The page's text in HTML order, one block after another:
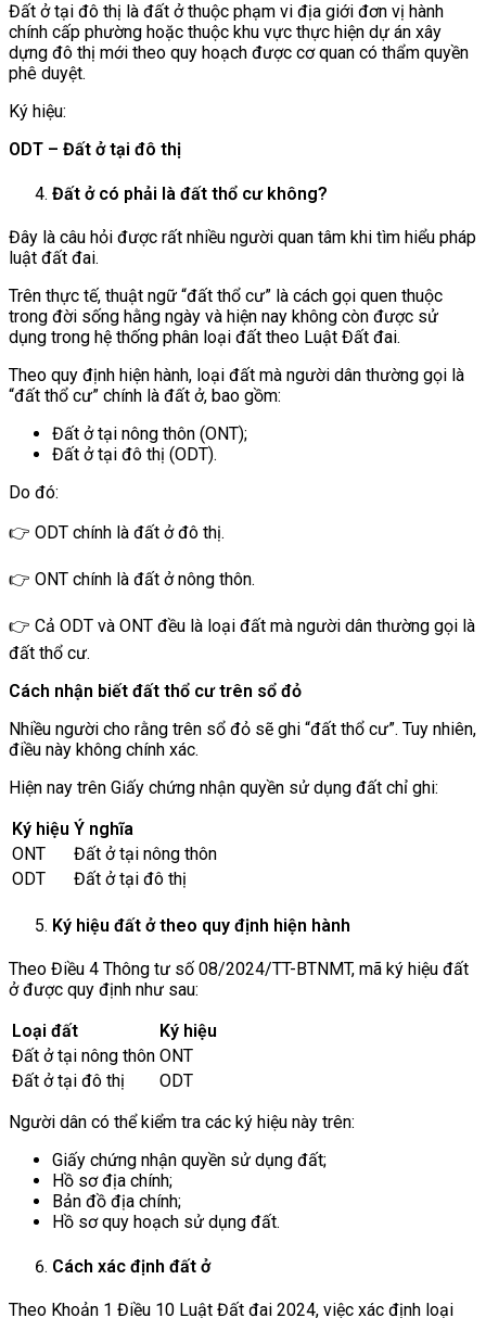
Đất ở tại đô thị là đất ở thuộc phạm vi địa giới đơn vị hành
chính cấp phường hoặc thuộc khu vực thực hiện dự án xây
dựng đô thị mới theo quy hoạch được cơ quan có thẩm quyền
phê duyệt.
Ký hiệu:
ODT – Đất ở tại đô thị
Đất ở có phải là đất thổ cư không?
Đây là câu hỏi được rất nhiều người quan tâm khi tìm hiểu pháp
luật đất đai.
Trên thực tế, thuật ngữ “đất thổ cư” là cách gọi quen thuộc
trong đời sống hằng ngày và hiện nay không còn được sử
dụng trong hệ thống phân loại đất theo Luật Đất đai.
Theo quy định hiện hành, loại đất mà người dân thường gọi là
“đất thổ cư” chính là đất ở, bao gồm:
Đất ở tại nông thôn (ONT);
Đất ở tại đô thị (ODT).
Do đó:
👉 ODT chính là đất ở đô thị.
👉 ONT chính là đất ở nông thôn.
👉 Cả ODT và ONT đều là loại đất mà người dân thường gọi là
đất thổ cư.
Cách nhận biết đất thổ cư trên sổ đỏ
Nhiều người cho rằng trên sổ đỏ sẽ ghi “đất thổ cư”. Tuy nhiên,
điều này không chính xác.
Hiện nay trên Giấy chứng nhận quyền sử dụng đất chỉ ghi:
Ký hiệu Ý nghĩa
ONT
Đất ở tại nông thôn
ODT
Đất ở tại đô thị
Ký hiệu đất ở theo quy định hiện hành
Theo Điều 4 Thông tư số 08/2024/TT-BTNMT, mã ký hiệu đất
ở được quy định như sau:
Loại đất
Ký hiệu
Đất ở tại nông thôn ONT
Đất ở tại đô thị
ODT
Người dân có thể kiểm tra các ký hiệu này trên:
Giấy chứng nhận quyền sử dụng đất;
Hồ sơ địa chính;
Bản đồ địa chính;
Hồ sơ quy hoạch sử dụng đất.
Cách xác định đất ở
Theo Khoản 1 Điều 10 Luật Đất đai 2024, việc xác định loại